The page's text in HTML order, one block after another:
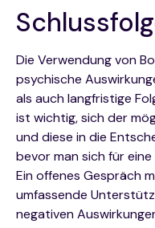
Die Verwendung von
psychische
als auch langfristige
ist wichtig, sich der
und diese in die
bevor man sich für
Ein offenes Gespräch
umfassende
negativen